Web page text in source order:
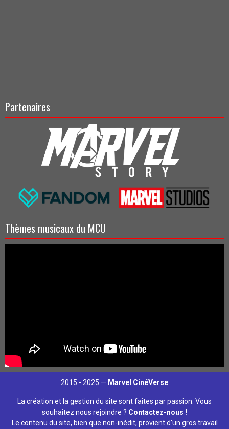
Partenaires
Thèmes musicaux du MCU
2015 - 2025 — Marvel CinéVerse
La création et la gestion du site sont faites par passion. Vous
souhaitez nous rejoindre ? Contactez-nous !
Le contenu du site, bien que non-inédit, provient d'un gros travail